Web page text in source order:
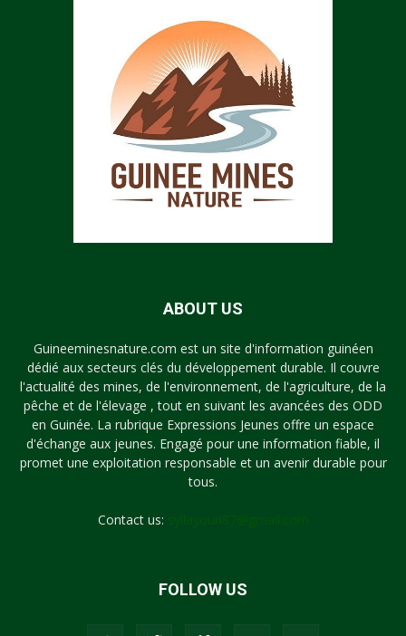
ABOUT US
Guineeminesnature.com est un site d'information guinéen
dédié aux secteurs clés du développement durable. Il couvre
l'actualité des mines, de l'environnement, de l'agriculture, de la
pêche et de l'élevage , tout en suivant les avancées des ODD
en Guinée. La rubrique Expressions Jeunes offre un espace
d'échange aux jeunes. Engagé pour une information fiable, il
promet une exploitation responsable et un avenir durable pour
tous.
Contact us:
FOLLOW US